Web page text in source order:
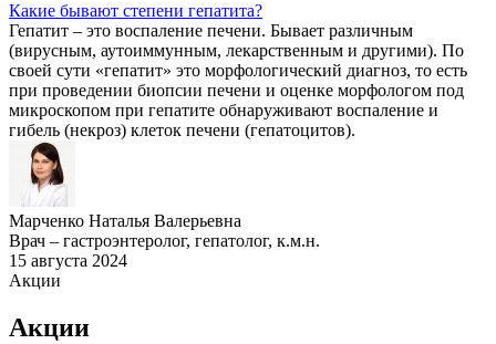
Какие бывают степени гепатита?
Гепатит – это воспаление печени. Бывает различным
(вирусным, аутоиммунным, лекарственным и другими). По
своей сути «гепатит» это морфологический диагноз, то есть
при проведении биопсии печени и оценке морфологом под
микроскопом при гепатите обнаруживают воспаление и
гибель (некроз) клеток печени (гепатоцитов).
Марченко Наталья Валерьевна
Врач – гастроэнтеролог, гепатолог, к.м.н.
15 августа 2024
Акции
Акции